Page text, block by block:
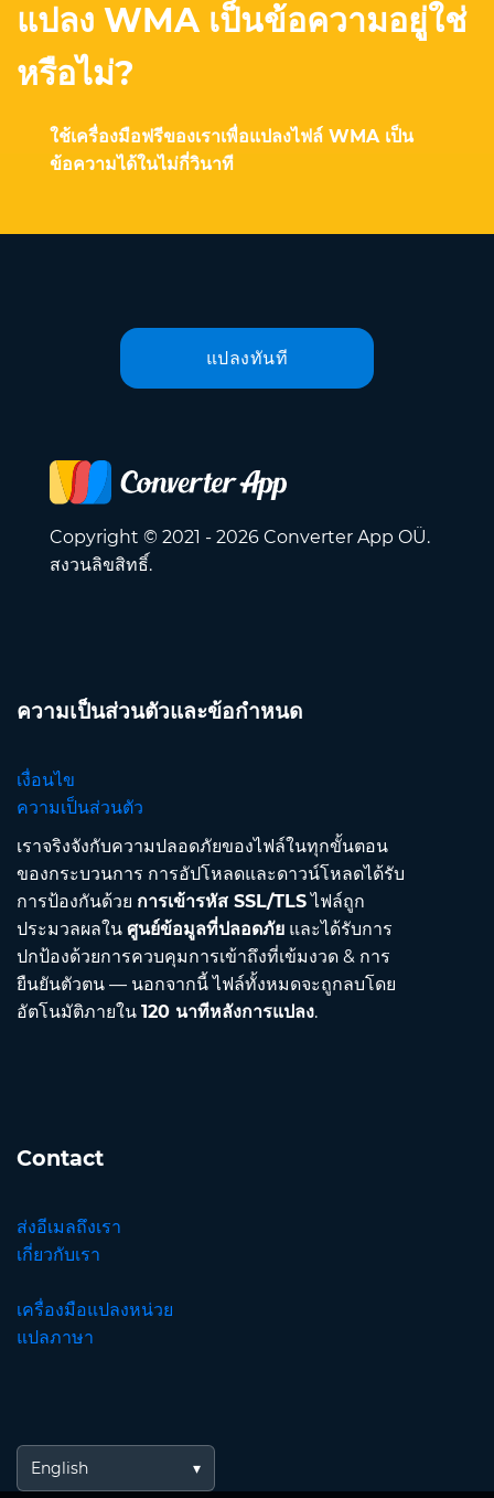
แปลง WMA เป็นข้อความอยู่ใช่
หรือไม่?
ใช้เครื่องมือฟรีของเราเพื่อแปลงไฟล์ WMA เป็น
ข้อความได้ในไม่กี่วินาที
แปลงทันที
Copyright © 2021 - 2026 Converter App OÜ.
สงวนลิขสิทธิ์.
ความเป็นส่วนตัวและข้อกำหนด
เงื่อนไข
ความเป็นส่วนตัว
เราจริงจังกับความปลอดภัยของไฟล์ในทุกขั้นตอน
ของกระบวนการ การอัปโหลดและดาวน์โหลดได้รับ
การป้องกันด้วย การเข้ารหัส SSL/TLSไฟล์ถูก
ประมวลผลใน ศูนย์ข้อมูลที่ปลอดภัย และได้รับการ
ปกป้องด้วยการควบคุมการเข้าถึงที่เข้มงวด & การ
ยืนยันตัวตน — นอกจากนี้ ไฟล์ทั้งหมดจะถูกลบโดย
อัตโนมัติภายใน 120 นาทีหลังการแปลง.
Contact
ส่งอีเมลถึงเรา
เกี่ยวกับเรา
เครื่องมือแปลงหน่วย
แปลภาษา
English